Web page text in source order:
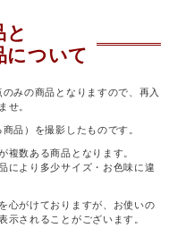
と
について
みの商品となりますので、再入
せ。
品）を撮影したものです。
数ある商品となります。
により多少サイズ・お色味に違
心がけておりますが、お使いの
されることがございます。